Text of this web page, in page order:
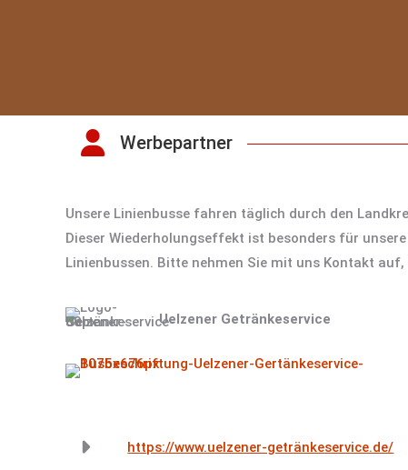
Werbepartner
Unsere Linienbusse fahren täglich durch den
Dieser Wiederholungseffekt ist besonders für
Linienbussen. Bitte nehmen Sie mit uns Kontakt
Uelzener Getränkeservice
https://www.uelzener-getränkeservice.de/